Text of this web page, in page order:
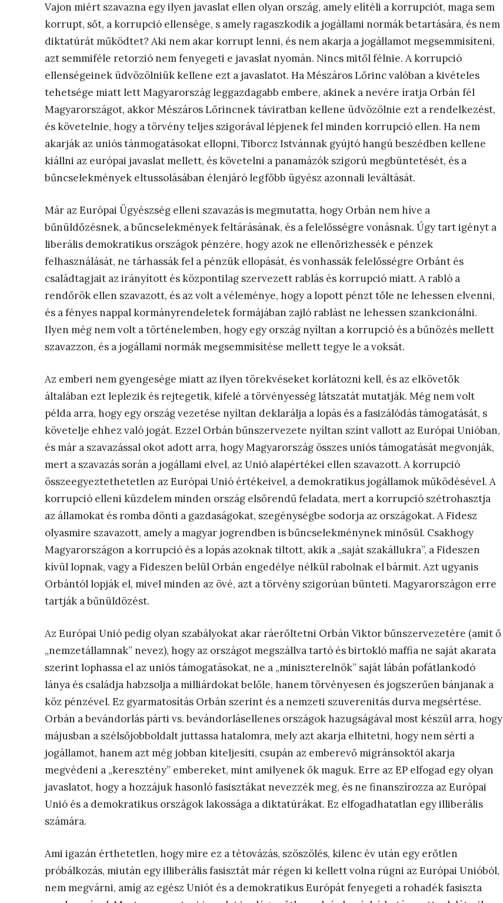
Vajon miért szavazna egy ilyen javaslat ellen olyan ország, amely elítéli a korrupciót, maga sem
korrupt, sőt, a korrupció ellensége, s amely ragaszkodik a jogállami normák betartására, és nem
diktatúrát működtet? Aki nem akar korrupt lenni, és nem akarja a jogállamot megsemmisíteni,
azt semmiféle retorzió nem fenyegeti e javaslat nyomán. Nincs mitől félnie. A korrupció
ellenségeinek üdvözölniük kellene ezt a javaslatot. Ha Mészáros Lőrinc valóban a kivételes
tehetsége miatt lett Magyarország leggazdagabb embere, akinek a nevére íratja Orbán fél
Magyarországot, akkor Mészáros Lőrincnek táviratban kellene üdvözölnie ezt a rendelkezést,
és követelnie, hogy a törvény teljes szigorával lépjenek fel minden korrupció ellen. Ha nem
akarják az uniós tánmogatásokat ellopni, Tiborcz Istvánnak gyújtó hangú beszédben kellene
kiállni az európai javaslat mellett, és követelni a panamázók szigorú megbüntetését, és a
bűncselekmények eltussolásában élenjáró legfőbb ügyész azonnali leváltását.
Már az Európai Ügyészség elleni szavazás is megmutatta, hogy Orbán nem híve a
bűnüldőzésnek, a bűncselekmények feltárásának, és a felelősségre vonásnak. Úgy tart igényt a
liberális demokratikus országok pénzére, hogy azok ne ellenőrizhessék e pénzek
felhasználását, ne tárhassák fel a pénzük ellopását, és vonhassák felelősségre Orbánt és
családtagjait az irányított és központilag szervezett rablás és korrupció miatt. A rabló a
rendőrök ellen szavazott, és az volt a véleménye, hogy a lopott pénzt tőle ne lehessen elvenni,
és a fényes nappal kormányrendeletek formájában zajló rablást ne lehessen szankcionálni.
Ilyen még nem volt a történelemben, hogy egy ország nyíltan a korrupció és a bűnözés mellett
szavazzon, és a jogállami normák megsemmisítése mellett tegye le a voksát.
Az emberi nem gyengesége miatt az ilyen törekvéseket korlátozni kell, és az elkövetők
általában ezt leplezik és rejtegetik, kifelé a törvényesség látszatát mutatják. Még nem volt
példa arra, hogy egy ország vezetése nyíltan deklarálja a lopás és a fasizálódás támogatását, s
követelje ehhez való jogát. Ezzel Orbán bűnszervezete nyíltan színt vallott az Európai Unióban,
és már a szavazással okot adott arra, hogy Magyarország összes uniós támogatását megvonják,
mert a szavazás során a jogállami elvel, az Unió alapértékei ellen szavazott. A korrupció
összeegyeztethetetlen az Európai Unió értékeivel, a demokratikus jogállamok működésével. A
korrupció elleni küzdelem minden ország elsőrendű feladata, mert a korrupció szétrohasztja
az államokat és romba dönti a gazdaságokat, szegénységbe sodorja az országokat. A Fidesz
olyasmire szavazott, amely a magyar jogrendben is bűncselekménynek minősül. Csakhogy
Magyarországon a korrupció és a lopás azoknak tiltott, akik a „saját szakállukra”, a Fideszen
kívül lopnak, vagy a Fideszen belül Orbán engedélye nélkül rabolnak el bármit. Azt ugyanis
Orbántól lopják el, mivel minden az övé, azt a törvény szigorúan bünteti. Magyarországon erre
tartják a bűnüldözést.
Az Európai Unió pedig olyan szabályokat akar ráerőltetni Orbán Viktor bűnszervezetére (amit ő
„nemzetállamnak” nevez), hogy az országot megszállva tartó és birtokló maffia ne saját akarata
szerint lophassa el az uniós támogatásokat, ne a „miniszterelnök” saját lábán pofátlankodó
lánya és családja habzsolja a milliárdokat belőle, hanem törvényesen és jogszerűen bánjanak a
köz pénzével. Ez gyarmatosítás Orbán szerint és a nemzeti szuverenitás durva megsértése.
Orbán a bevándorlás párti vs. bevándorlásellenes országok hazugságával most készül arra, hogy
májusban a szélsőjobboldalt juttassa hatalomra, mely azt akarja elhitetni, hogy nem sérti a
jogállamot, hanem azt még jobban kiteljesíti, csupán az emberevő migránsoktól akarja
megvédeni a „keresztény” embereket, mint amilyenek ők maguk. Erre az EP elfogad egy olyan
javaslatot, hogy a hozzájuk hasonló fasisztákat nevezzék meg, és ne finanszírozza az Európai
Unió és a demokratikus országok lakossága a diktatúrákat. Ez elfogadhatatlan egy illiberális
számára.
Ami igazán érthetetlen, hogy mire ez a tétovázás, szöszölés, kilenc év után egy erőtlen
próbálkozás, miután egy illiberális fasisztát már régen ki kellett volna rúgni az Európai Unióból,
nem megvárni, amíg az egész Uniót és a demokratikus Európát fenyegeti a rohadék fasiszta